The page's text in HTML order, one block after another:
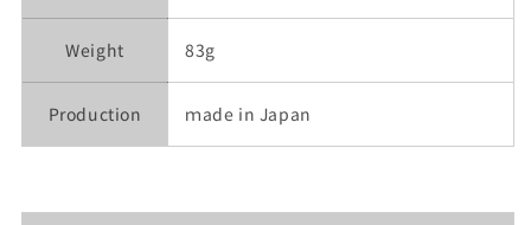
Weight 83g
Production ｍade in Japan